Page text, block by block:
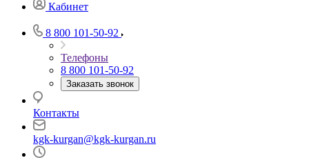
Кабинет
8 800 101-50-92
Телефоны
8 800 101-50-92
Заказать звонок
Контакты
kgk-kurgan@kgk-kurgan.ru